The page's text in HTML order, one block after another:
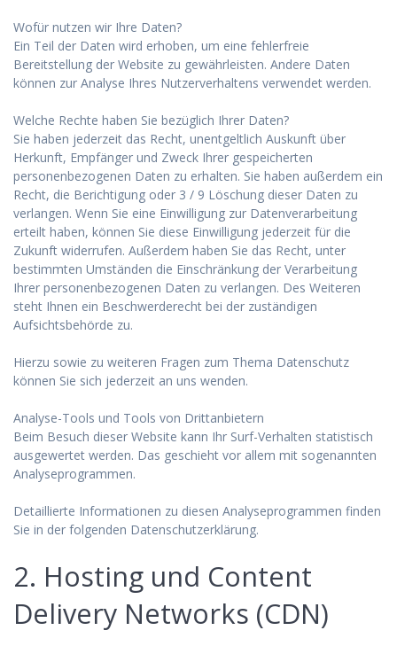
Wofür nutzen wir Ihre Daten?
Ein Teil der Daten wird erhoben, um eine fehlerfreie
Bereitstellung der Website zu gewährleisten. Andere Daten
können zur Analyse Ihres Nutzerverhaltens verwendet werden.
Welche Rechte haben Sie bezüglich Ihrer Daten?
Sie haben jederzeit das Recht, unentgeltlich Auskunft über
Herkunft, Empfänger und Zweck Ihrer gespeicherten
personenbezogenen Daten zu erhalten. Sie haben außerdem ein
Recht, die Berichtigung oder 3 / 9 Löschung dieser Daten zu
verlangen. Wenn Sie eine Einwilligung zur Datenverarbeitung
erteilt haben, können Sie diese Einwilligung jederzeit für die
Zukunft widerrufen. Außerdem haben Sie das Recht, unter
bestimmten Umständen die Einschränkung der Verarbeitung
Ihrer personenbezogenen Daten zu verlangen. Des Weiteren
steht Ihnen ein Beschwerderecht bei der zuständigen
Aufsichtsbehörde zu.
Hierzu sowie zu weiteren Fragen zum Thema Datenschutz
können Sie sich jederzeit an uns wenden.
Analyse-Tools und Tools von Drittanbietern
Beim Besuch dieser Website kann Ihr Surf-Verhalten statistisch
ausgewertet werden. Das geschieht vor allem mit sogenannten
Analyseprogrammen.
Detaillierte Informationen zu diesen Analyseprogrammen finden
Sie in der folgenden Datenschutzerklärung.
2. Hosting und Content
Delivery Networks (CDN)